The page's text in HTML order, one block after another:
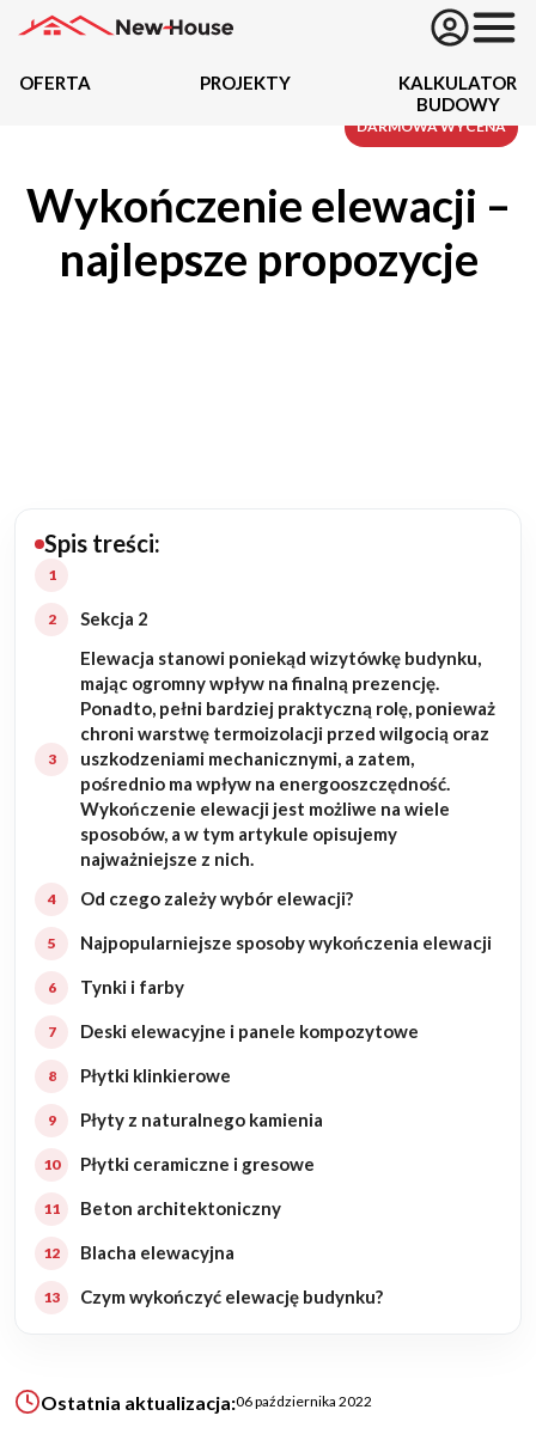
Oferta
Działki
Budowa domu
Rezydencje
Rozbudowa
Remonty
Budynki biurowe
Referencje
Ogrody
BLOG
O NAS
ZAPISZ SIĘ
OFERTA PROJEKTY
KALKULATOR
BUDOWY
Wykończenie elewacji –
najlepsze propozycje
Spis treści:
Sekcja 2
Elewacja stanowi poniekąd wizytówkę budynku,
mając ogromny wpływ na finalną prezencję.
Ponadto, pełni bardziej praktyczną rolę, ponieważ
chroni warstwę termoizolacji przed wilgocią oraz
uszkodzeniami mechanicznymi, a zatem,
pośrednio ma wpływ na energooszczędność.
Wykończenie elewacji jest możliwe na wiele
sposobów, a w tym artykule opisujemy
najważniejsze z nich.
Od czego zależy wybór elewacji?
Najpopularniejsze sposoby wykończenia elewacji
Tynki i farby
Deski elewacyjne i panele kompozytowe
Płytki klinkierowe
Płyty z naturalnego kamienia
Płytki ceramiczne i gresowe
Beton architektoniczny
Blacha elewacyjna
Czym wykończyć elewację budynku?
Ostatnia aktualizacja:06 października 2022
DARMOWA WYCENA